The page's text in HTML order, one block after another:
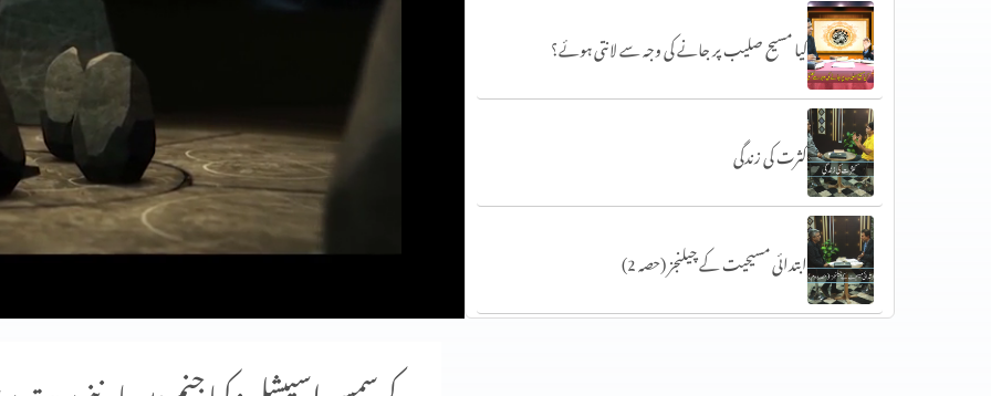
کیا مسیح صلیب پر جانے کی وجہ سے لانتی ہوئے؟
کثرت کی زندگی
ابتدائی مسیحیت کے چیلنجز (حصہ 2)